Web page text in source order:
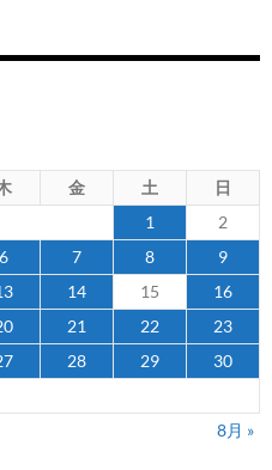
金 土
日
1
2
6 7 8
9
14 15
16
21 22
23
28 29
30
8月 »